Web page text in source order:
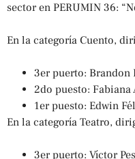
sector en PERUMIN 36:
En la categoría Cuento,
3er puerto: Brandon
2do puesto: Fabiana
1er puesto: Edwin
En la categoría Teatro,
3er puerto: Víctor